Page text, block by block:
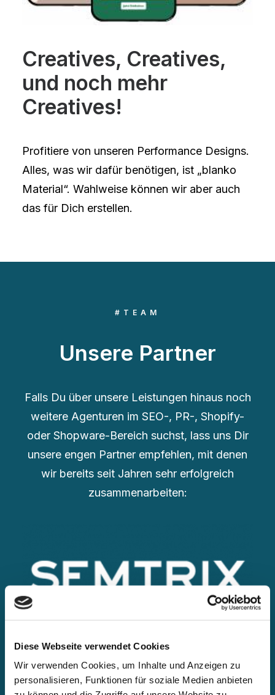
Diese Webseite verwendet Cookies
Wir verwenden Cookies, um Inhalte und Anzeigen zu
personalisieren, Funktionen für soziale Medien anbieten
Creatives, Creatives,
und noch mehr
Creatives!
Profitiere von unseren Performance Designs.
Alles, was wir dafür benötigen, ist „blanko
Material“. Wahlweise können wir aber auch
das für Dich erstellen.
#TEAM
Unsere Partner
Falls Du über unsere Leistungen hinaus noch
weitere Agenturen im SEO-, PR-, Shopify-
oder Shopware-Bereich suchst, lass uns Dir
unsere engen Partner empfehlen, mit denen
wir bereits seit Jahren sehr erfolgreich
zusammenarbeiten: